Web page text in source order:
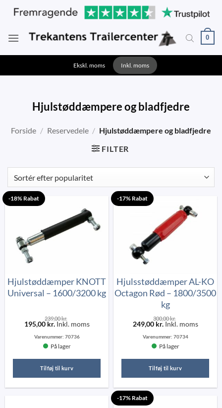
Fortsæt
0
Ekskl. moms Inkl. moms
Hjulstøddæmpere og bladfjedre
Forside / Reservedele / Hjulstøddæmpere og bladfjedre
FILTER
-18% Rabat
Hjulstøddæmper KNOTT
Universal – 1600/3200 kg
239,00kr.
195,00 kr.Inkl. moms
Varenummer: 70736
På lager
Tilføj til kurv
-17% Rabat
Hjulsstøddæmper AL-KO
Octagon Rød – 1800/3500
kg
300,00kr.
249,00 kr.Inkl. moms
Varenummer: 70734
På lager
Tilføj til kurv
-17% Rabat